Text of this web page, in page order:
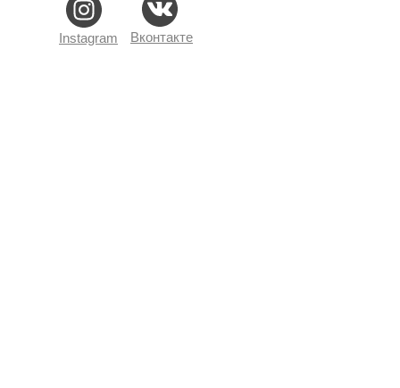
Instagram Вконтакте